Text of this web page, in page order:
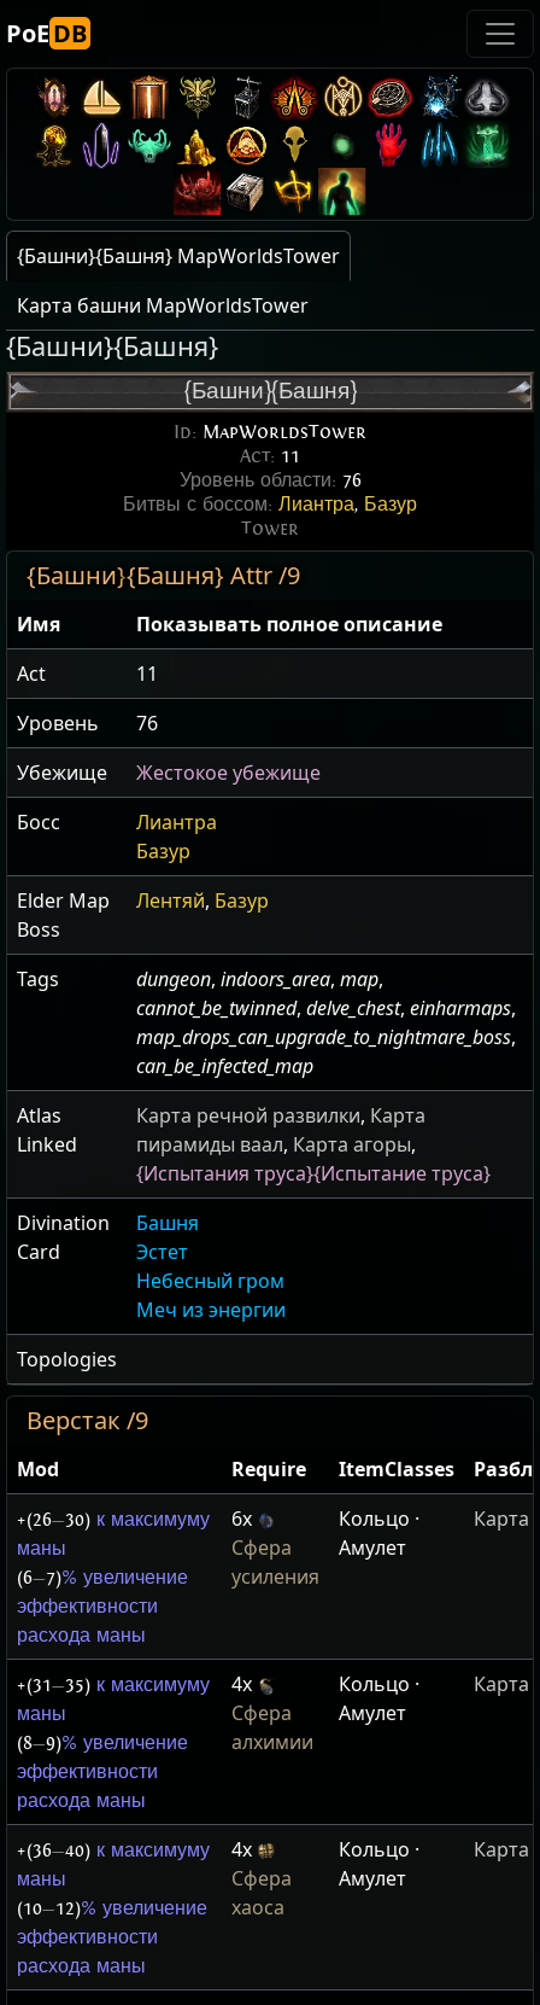
PoEDB
{Башни}{Башня} MapWorldsTower
Карта башни MapWorldsTower
{Башни}{Башня}
{Башни}{Башня}
Id: MapWorldsTower
Act: 11
Уровень области: 76
Битвы с боссом: Лиантра, Базур
Tower
{Башни}{Башня} Attr /9
Имя
Показывать полное описание
Act
11
Уровень
76
Убежище
Жестокое убежище
Босс
Лиантра
Базур
Elder Map
Boss
Лентяй, Базур
Tags dungeon, indoors_area, map,
cannot_be_twinned, delve_chest, einharmaps,
map_drops_can_upgrade_to_nightmare_boss,
can_be_infected_map
Atlas
Linked
Карта речной развилки, Карта
пирамиды ваал, Карта агоры,
{Испытания труса}{Испытание труса}
Divination
Card
Башня
Эстет
Небесный гром
Меч из энергии
Topologies
Верстак /9
Mod Require ItemClasses
+(26—30) к максимуму
маны
(6—7)% увеличение
эффективности
расхода маны
6x
Сфера
усиления
Кольцо ·
Амулет
Карта
+(31—35) к максимуму
маны
(8—9)% увеличение
эффективности
расхода маны
4x
Сфера
алхимии
Кольцо ·
Амулет
Карта
+(36—40) к максимуму
маны
(10—12)% увеличение
эффективности
расхода маны
4x
Сфера
хаоса
Кольцо ·
Амулет
Карта